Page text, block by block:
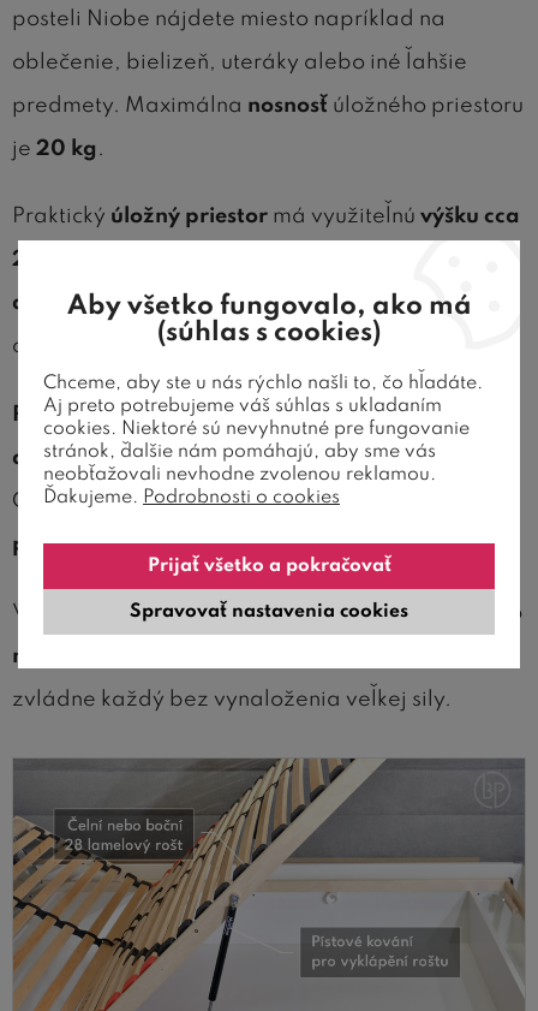
posteli Niobe nájdete miesto napríklad na
oblečenie, bielizeň, uteráky alebo iné ľahšie
predmety. Maximálna nosnosť úložného priestoru
je 20 kg
Praktický úložný priestor má využiteľnú výšku cca
23 cm
doskas dvomaodvetrávacími otvormipre lepšiu
cirkuláciu vzduchu.
Prístup do úložného priestoru je riešenýčelne
alebo bočne výklopným lamelovým roštom
Čelný rošt disponuje aj niekoľkými stupňami
polohovania hlavy.
Vyklápanie je zabezpečené pomocou piestového
mechanizmu
zvládne každý bez vynaloženia veľkej sily.
Aby všetko fungovalo, ako má
(súhlas s cookies)
Chceme, aby ste u nás rýchlo našli to, čo hľadáte.
Aj preto potrebujeme váš súhlas s ukladaním
cookies. Niektoré sú nevyhnutné pre fungovanie
stránok, ďalšie nám pomáhajú, aby sme vás
neobťažovali nevhodne zvolenou reklamou.
Ďakujeme. Podrobnosti o cookies
Spravovať nastavenia cookies
Prijať všetko a pokračovať